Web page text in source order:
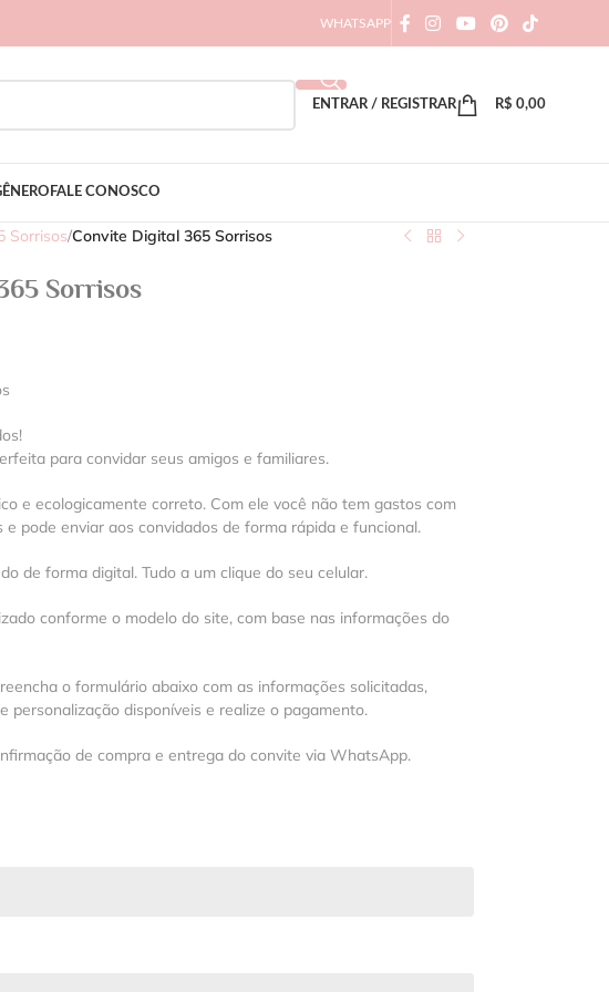
WHATSAPP
ENTRAR / REGISTRAR R$ 0,00
FALE CONOSCO
Sorrisos/Convite Digital 365 Sorrisos
Sorrisos
para convidar seus amigos e familiares.
e ecologicamente correto. Com ele você não tem gastos com
pode enviar aos convidados de forma rápida e funcional.
de forma digital. Tudo a um clique do seu celular.
conforme o modelo do site, com base nas informações do
o formulário abaixo com as informações solicitadas,
personalização disponíveis e realize o pagamento.
de compra e entrega do convite via WhatsApp.